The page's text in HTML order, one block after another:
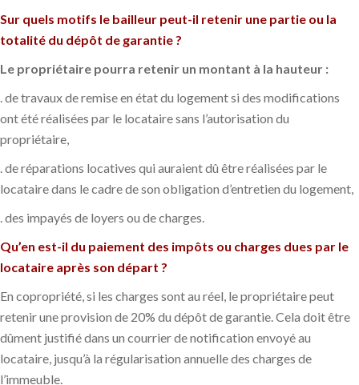
Sur quels motifs le bailleur peut-il retenir une partie ou la
totalité du dépôt de garantie ?
Le propriétaire pourra retenir un montant à la hauteur :
. de travaux de remise en état du logement si des modifications
ont été réalisées par le locataire sans l’autorisation du
propriétaire,
. de réparations locatives qui auraient dû être réalisées par le
locataire dans le cadre de son obligation d’entretien du logement,
. des impayés de loyers ou de charges.
Qu’en est-il du paiement des impôts ou charges dues par le
locataire après son départ ?
En copropriété, si les charges sont au réel, le propriétaire peut
retenir une provision de 20% du dépôt de garantie. Cela doit être
dûment justifié dans un courrier de notification envoyé au
locataire, jusqu’à la régularisation annuelle des charges de
l’immeuble.